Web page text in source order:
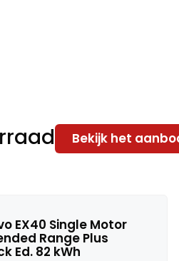
Bekijk het
EX40 Single Motor
Range Plus
Ed. 82 kWh